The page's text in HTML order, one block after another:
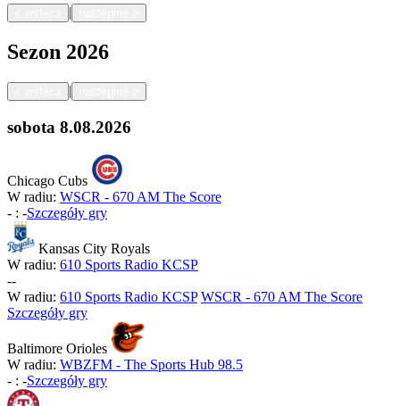
|
Sezon 2026
|
sobota 8.08.2026
Chicago Cubs
W radiu: WSCR - 670 AM The Score
- : -Szczegóły gry
Kansas City Royals
W radiu: 610 Sports Radio KCSP
--
W radiu: 610 Sports Radio KCSP WSCR - 670 AM The Score
Szczegóły gry
Baltimore Orioles
W radiu: WBZFM - The Sports Hub 98.5
- : -Szczegóły gry